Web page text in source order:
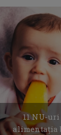
11 NU-
alimentația